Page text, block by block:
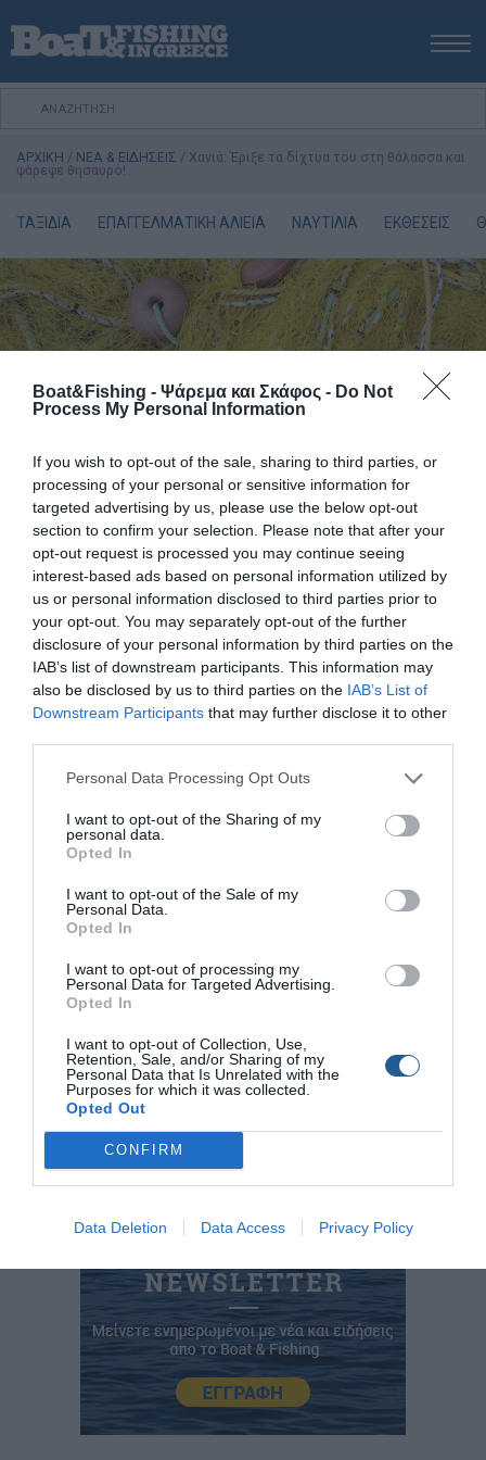
Boat&Fishing - Ψάρεμα και Σκάφος - Do Not
Process My Personal Information
If you wish to opt-out of the sale, sharing to third parties, or
processing of your personal or sensitive information for
targeted advertising by us, please use the below opt-out
section to confirm your selection. Please note that after your
opt-out request is processed you may continue seeing
interest-based ads based on personal information utilized by
us or personal information disclosed to third parties prior to
your opt-out. You may separately opt-out of the further
disclosure of your personal information by third parties on the
IAB’s list of downstream participants. This information may
also be disclosed by us to third parties on the IAB’s List of
Downstream Participants that may further disclose it to other
Personal Data Processing Opt Outs
I want to opt-out of the Sharing of my
personal data.
Opted In
I want to opt-out of the Sale of my
Personal Data.
Opted In
I want to opt-out of processing my
Personal Data for Targeted Advertising.
Opted In
I want to opt-out of Collection, Use,
Retention, Sale, and/or Sharing of my
Personal Data that Is Unrelated with the
Purposes for which it was collected.
Opted Out
CONFIRM
Data Deletion Data Access Privacy Policy
ΑΡΧΙΚΗ
ΕΚΔΟΣΕΙΣ
ΨΑΡΕΜΑ ΑΠΟ ΣΚΑΦΟΣ
ΨΑΡΟΤΟΥΦΕΚΟ
ΣΚΑΦΟΣ
VIDEO
Πολιτική Αποστολών / Επιστροφών
Όροι Χρήσης
ΑΡΧΙΚΗ / ΝΕΑ & ΕΙΔΗΣΕΙΣ / Χανιά: Έριξε τα δίχτυα του στη θάλασσα και
ψάρεψε θησαυρό!
ΤΑΞΙΔΙΑ ΕΠΑΓΓΕΛΜΑΤΙΚΗ ΑΛΙΕΙΑ ΝΑΥΤΙΛΙΑ ΕΚΘΕΣΕΙΣ
10 Ιουνίου, 2018
Χανιά: Έριξε τα δίχτυα του στη θάλασσα και
ψάρεψε θησαυρό!
Ένας αμφορέας πιάστηκε στα δίχτυα επαγγελματία αλιέα
ο οποίος ψάρευε στον Κόλπο των Χανίων, χθες το πρωί.
Σύμφωνα με πληροφορίες από το ekriti.gr, το αντικείμενο,
πιθανόν αρχαίας περιόδου, ήταν ύψους 85 εκατοστών,
Χανίων.
Κεντρικού Λιμεναρχείου Χανίων που διενεργεί
προανάκριση, έχει ενημερωθεί η Εφορεία Αρχαιοτήτων
Tags
Κρήτη Επαγγελματίας Ψαράς
Αρχαίος Αμφορέας Ψάρεμα με δίχτυα